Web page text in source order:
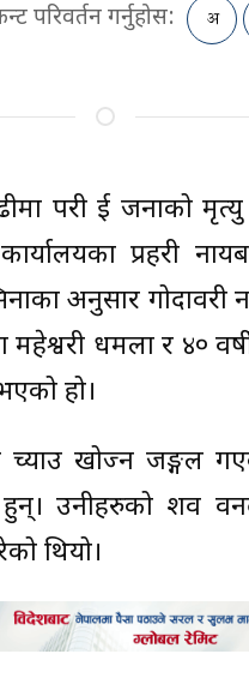
परिवर्तन गर्नुहोस:
परी दुई जनाको
प्रहरी
अनुसार गोदावरी
महेश्वरी धमला र ४०
हो।
च्याउ खोज्न जङ्गल
उनीहरुको शव
थियो।